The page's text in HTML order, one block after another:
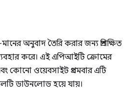
অনুবাদ তৈরি করার জন্য প্রশিক্ষিত
করে। এই এপিআইটি ক্রোমের
কোনো ওয়েবসাইট প্রথমবার এটি
ডাউনলোড হয়ে যায়।